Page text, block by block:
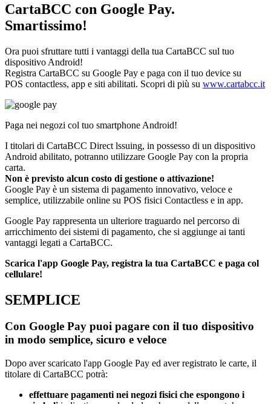
CartaBCC con Google Pay.
Smartissimo!
Ora puoi sfruttare tutti i vantaggi della tua CartaBCC sul tuo
dispositivo Android!
Registra CartaBCC su Google Pay e paga con il tuo device su
POS contactless, app e siti abilitati. Scopri di più su www.cartabcc.it
Paga nei negozi col tuo smartphone Android!
I titolari di CartaBCC Direct lssuing, in possesso di un dispositivo
Android abilitato, potranno utilizzare Google Pay con la propria
carta.
Non è previsto alcun costo di gestione o attivazione!
Google Pay è un sistema di pagamento innovativo, veloce e
semplice, utilizzabile online su POS fisici Contactless e in app.
Google Pay rappresenta un ulteriore traguardo nel percorso di
arricchimento dei sistemi di pagamento, che si aggiunge ai tanti
vantaggi legati a CartaBCC.
Scarica l'app Google Pay, registra la tua CartaBCC e paga col
cellulare!
SEMPLICE
Con Google Pay puoi pagare con il tuo dispositivo
in modo semplice, sicuro e veloce
Dopo aver scaricato l'app Google Pay ed aver registrato le carte, il
titolare di CartaBCC potrà:
effettuare pagamenti nei negozi fisici che espongono i